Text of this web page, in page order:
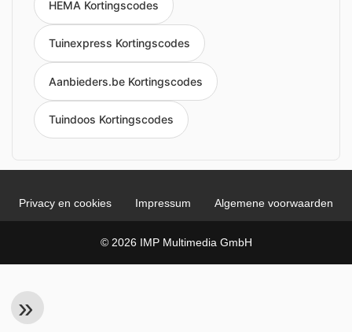
HEMA Kortingscodes
Tuinexpress Kortingscodes
Aanbieders.be Kortingscodes
Tuindoos Kortingscodes
Privacy en cookies Impressum Algemene voorwaarden
© 2026 IMP Multimedia GmbH